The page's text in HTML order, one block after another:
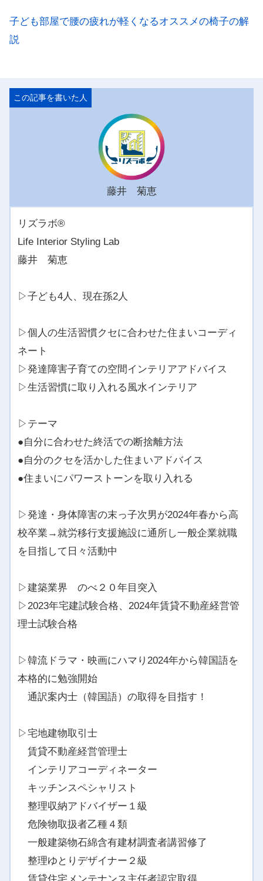
子ども部屋で腰の疲れが軽くなるオススメの椅子の解
説
藤井 菊恵
リズラボ®️
Life Interior Styling Lab
藤井 菊恵
▷子ども4人、現在孫2人
▷個人の生活習慣クセに合わせた住まいコーディ
ネート
▷発達障害子育ての空間インテリアアドバイス
▷生活習慣に取り入れる風水インテリア
▷テーマ
●自分に合わせた終活での断捨離方法
●自分のクセを活かした住まいアドバイス
●住まいにパワーストーンを取り入れる
▷発達・身体障害の末っ子次男が2024年春から高
校卒業→就労移行支援施設に通所し一般企業就職
を目指して日々活動中
▷建築業界 のべ２０年目突入
▷2023年宅建試験合格、2024年賃貸不動産経営管
理士試験合格
▷韓流ドラマ・映画にハマり2024年から韓国語を
本格的に勉強開始
通訳案内士（韓国語）の取得を目指す！
▷宅地建物取引士
賃貸不動産経営管理士
インテリアコーディネーター
キッチンスペシャリスト
整理収納アドバイザー１級
危険物取扱者乙種４類
一般建築物石綿含有建材調査者講習修了
整理ゆとりデザイナー２級